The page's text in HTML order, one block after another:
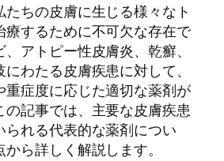
ちの皮膚に生じる様々なト
療するために不可欠な存在で
アトピー性皮膚炎、乾癬、
わたる皮膚疾患に対して、
重症度に応じた適切な薬剤が
の記事では、主要な皮膚疾患
られる代表的な薬剤につい
ら詳しく解説します。